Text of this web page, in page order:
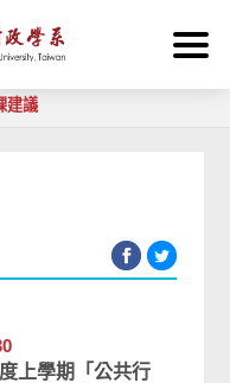
建議
上學期「公共行